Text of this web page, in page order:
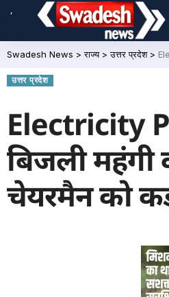
,
Swadesh News >राज्य>उत्तर प्रदेश>
उत्तर प्रदेश
Electricity
बिजली महंगी
चेयरमैन को